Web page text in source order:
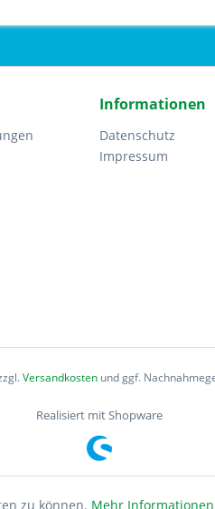
Informationen
Datenschutz
Impressum
Versandkostenund ggf.
Realisiert mit Shopware
zu können. Mehr Informationen